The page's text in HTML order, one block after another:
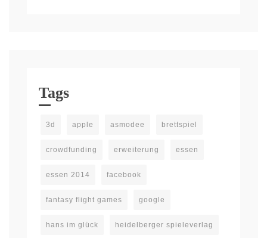
Tags
3d apple asmodee brettspiel
crowdfunding erweiterung essen
essen 2014 facebook
fantasy flight games google
hans im glück heidelberger spieleverlag